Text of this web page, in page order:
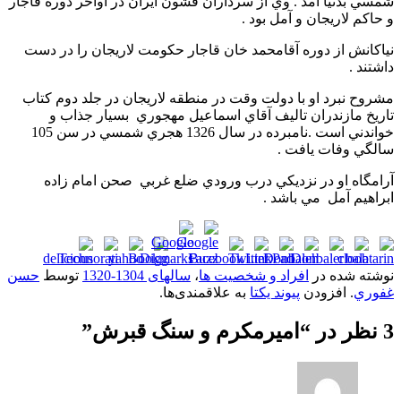
و حاکم لاريجان و آمل بود .
نياکانش از دوره آقامحمد خان قاجار حکومت لاريجان را در دست
داشتند .
مشروح نبرد او با دولت وقت در منطقه لاريجان در جلد دوم کتاب
تاريخ مازندران تاليف آقاي اسماعيل مهجوري بسيار جذاب و
خواندني است .نامبرده در سال 1326 هجري شمسي در سن 105
سالگي وفات يافت .
آرامگاه او در نزديکي درب ورودي ضلع غربي صحن امام زاده
ابراهيم آمل مي باشد .
نوشته شده در افراد و شخصیت ها، سالهای 1304-1320 توسط حسن
غفوري. افزودن پیوند یکتا به علاقمندی‌ها.
3 نظر در “ اميرمکرم و سنگ قبرش”